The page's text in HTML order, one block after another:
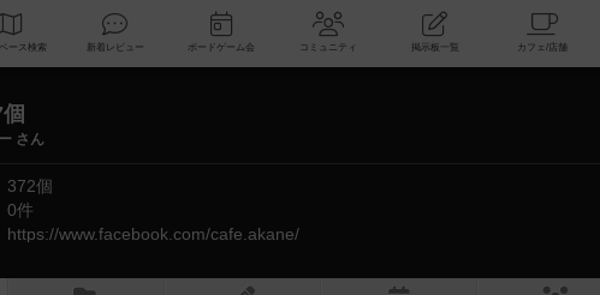
データベース 検索 新着レビュー ボードゲーム会 コミュニティ 掲示板一覧
さん
372個
0件
https://www.facebook.com/cafe.akane/